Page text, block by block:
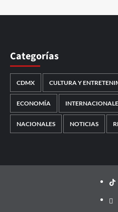
Categorías
CDMX CULTURA Y
ECONOMÍA
NACIONALES NOTICIAS